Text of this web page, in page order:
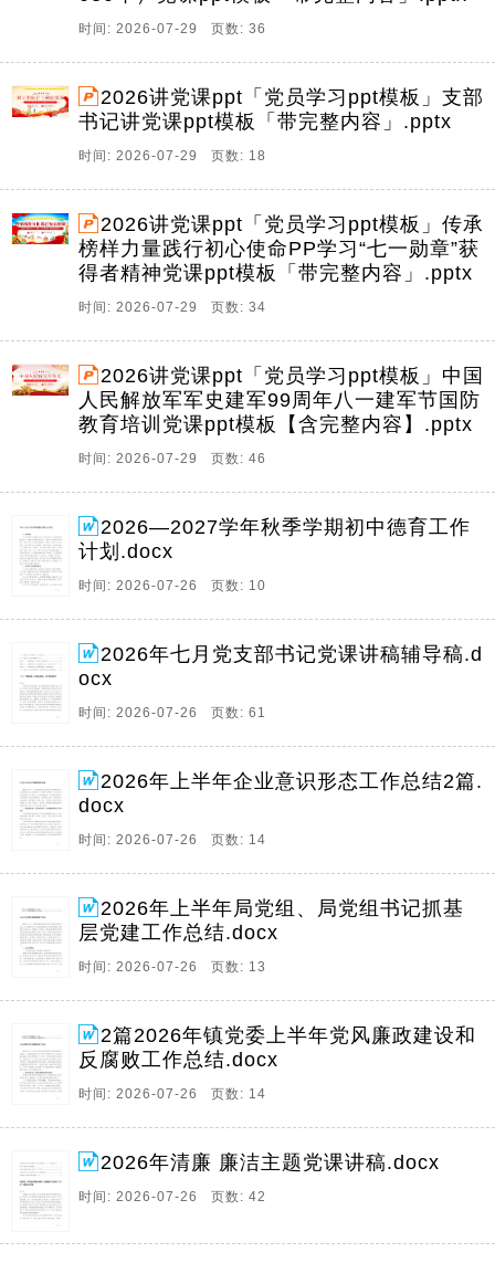
时间: 2026-07-29 页数: 36
2026讲党课ppt「党员学习ppt模板」支部
书记讲党课ppt模板「带完整内容」.pptx
时间: 2026-07-29 页数: 18
2026讲党课ppt「党员学习ppt模板」传承
榜样力量践行初心使命PP学习“七一勋章”获
得者精神党课ppt模板「带完整内容」.pptx
时间: 2026-07-29 页数: 34
2026讲党课ppt「党员学习ppt模板」中国
人民解放军军史建军99周年八一建军节国防
教育培训党课ppt模板【含完整内容】.pptx
时间: 2026-07-29 页数: 46
2026—2027学年秋季学期初中德育工作
计划.docx
时间: 2026-07-26 页数: 10
2026年七月党支部书记党课讲稿辅导稿.d
ocx
时间: 2026-07-26 页数: 61
2026年上半年企业意识形态工作总结2篇.
docx
时间: 2026-07-26 页数: 14
2026年上半年局党组、局党组书记抓基
层党建工作总结.docx
时间: 2026-07-26 页数: 13
2篇2026年镇党委上半年党风廉政建设和
反腐败工作总结.docx
时间: 2026-07-26 页数: 14
2026年清廉 廉洁主题党课讲稿.docx
时间: 2026-07-26 页数: 42